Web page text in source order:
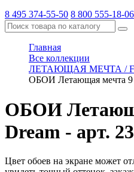
8 495 374-55-50 8 800 555-18-06
Главная
Все коллекции
ЛЕТАЮЩАЯ МЕЧТА /
ОБОИ Летающая мечта 9
ОБОИ
Dream - арт.
Цвет обоев на экране может